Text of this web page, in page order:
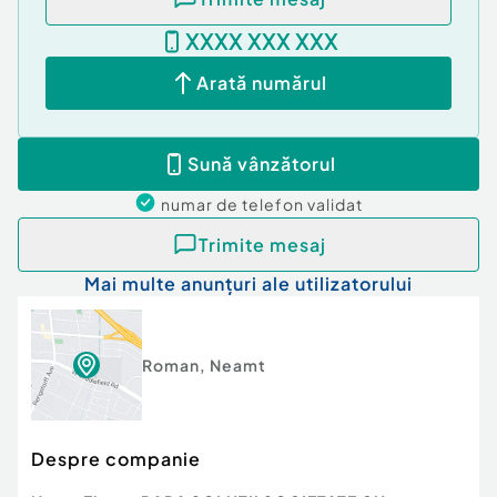
XXXX XXX XXX
Arată numărul
Sună vânzătorul
numar de telefon validat
Trimite mesaj
Mai multe anunțuri ale utilizatorului
Roman, Neamt
Despre companie